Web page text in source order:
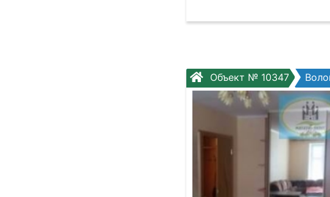
Объект № 10347